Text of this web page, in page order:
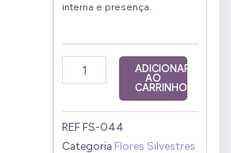
interna e presença.
Fios
de
10
ml
ADICIONAR
AO
CARRINHO
REFFS-044
Categoria Flores Silvestres